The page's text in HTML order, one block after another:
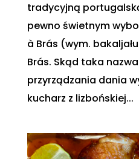
tradycyjną
pewno świetnym
à Brás (wym.
Brás. Skąd taka
przyrządzania dania
kucharz z lizbońskiej...